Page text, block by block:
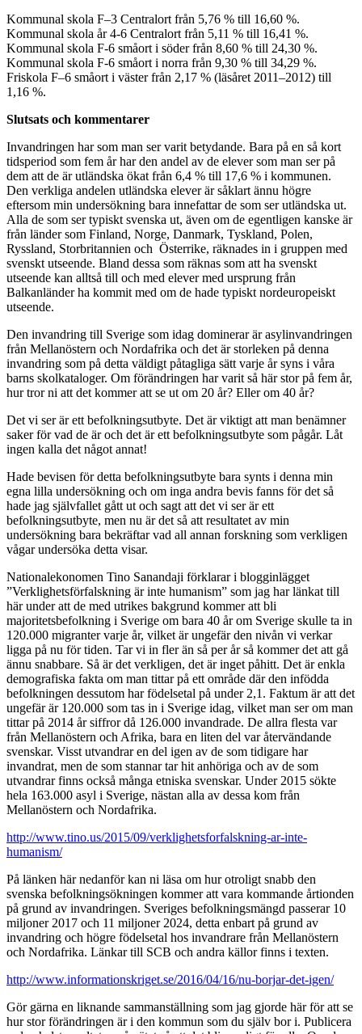
Kommunal skola F–3 Centralort från 5,76 % till 16,60 %.
Kommunal skola år 4-6 Centralort från 5,11 % till 16,41 %.
Kommunal skola F-6 småort i söder från 8,60 % till 24,30 %.
Kommunal skola F-6 småort i norra från 9,30 % till 34,29 %.
Friskola F–6 småort i väster från 2,17 % (läsåret 2011–2012) till
1,16 %.
Slutsats och kommentarer
Invandringen har som man ser varit betydande. Bara på en så kort
tidsperiod som fem år har den andel av de elever som man ser på
dem att de är utländska ökat från 6,4 % till 17,6 % i kommunen.
Den verkliga andelen utländska elever är såklart ännu högre
eftersom min undersökning bara innefattar de som ser utländska ut.
Alla de som ser typiskt svenska ut, även om de egentligen kanske är
från länder som Finland, Norge, Danmark, Tyskland, Polen,
Ryssland, Storbritannien och Österrike, räknades in i gruppen med
svenskt utseende. Bland dessa som räknas som att ha svenskt
utseende kan alltså till och med elever med ursprung från
Balkanländer ha kommit med om de hade typiskt nordeuropeiskt
utseende.
Den invandring till Sverige som idag dominerar är asylinvandringen
från Mellanöstern och Nordafrika och det är storleken på denna
invandring som på detta väldigt påtagliga sätt varje år syns i våra
barns skolkataloger. Om förändringen har varit så här stor på fem år,
hur tror ni att det kommer att se ut om 20 år? Eller om 40 år?
Det vi ser är ett befolkningsutbyte. Det är viktigt att man benämner
saker för vad de är och det är ett befolkningsutbyte som pågår. Låt
ingen kalla det något annat!
Hade bevisen för detta befolkningsutbyte bara synts i denna min
egna lilla undersökning och om inga andra bevis fanns för det så
hade jag självfallet gått ut och sagt att det vi ser är ett
befolkningsutbyte, men nu är det så att resultatet av min
undersökning bara bekräftar vad all annan forskning som verkligen
vågar undersöka detta visar.
Nationalekonomen Tino Sanandaji förklarar i blogginlägget
”Verklighetsförfalskning är inte humanism” som jag har länkat till
här under att de med utrikes bakgrund kommer att bli
majoritetsbefolkning i Sverige om bara 40 år om Sverige skulle ta in
120.000 migranter varje år, vilket är ungefär den nivån vi verkar
ligga på nu för tiden. Tar vi in fler än så per år så kommer det att gå
ännu snabbare. Så är det verkligen, det är inget påhitt. Det är enkla
demografiska fakta om man tittar på ett område där den infödda
befolkningen dessutom har födelsetal på under 2,1. Faktum är att det
ungefär är 120.000 som tas in i Sverige idag, vilket man ser om man
tittar på 2014 år siffror då 126.000 invandrade. De allra flesta var
från Mellanöstern och Afrika, bara en liten del var återvändande
svenskar. Visst utvandrar en del igen av de som tidigare har
invandrat, men de som stannar tar hit anhöriga och av de som
utvandrar finns också många etniska svenskar. Under 2015 sökte
hela 163.000 asyl i Sverige, nästan alla av dessa kom från
Mellanöstern och Nordafrika.
http://www.tino.us/2015/09/verklighetsforfalskning-ar-inte-
humanism/
På länken här nedanför kan ni läsa om hur otroligt snabb den
svenska befolkningsökningen kommer att vara kommande årtionden
på grund av invandringen. Sveriges befolkningsmängd passerar 10
miljoner 2017 och 11 miljoner 2024, detta enbart på grund av
invandring och högre födelsetal hos invandrare från Mellanöstern
och Nordafrika. Länkar till SCB och andra källor finns i texten.
http://www.informationskriget.se/2016/04/16/nu-borjar-det-igen/
Gör gärna en liknande sammanställning som jag gjorde här för att se
hur stor förändringen är i den kommun som du själv bor i. Publicera